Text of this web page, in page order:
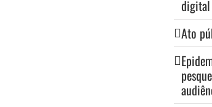
digital
Ato